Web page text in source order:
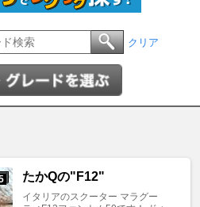
クリア
たかQの"F12"
イタリアのスクーター マラグー